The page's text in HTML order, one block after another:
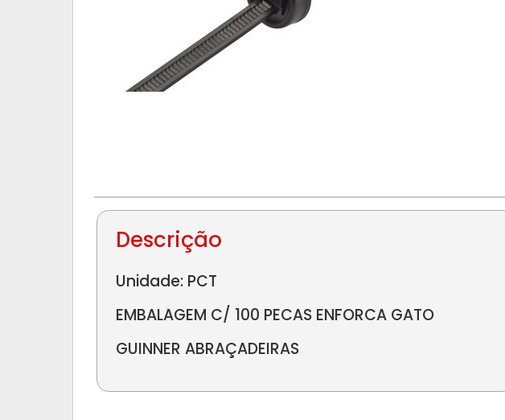
Descrição
Unidade: PCT
EMBALAGEM C/ 100 PECAS ENFORCA GATO
GUINNER ABRAÇADEIRAS